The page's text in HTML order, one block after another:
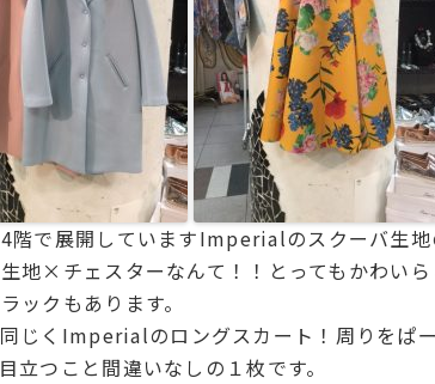
階で展開していますImperialのスクーバ生
地×チェスターなんて！！とってもかわい
ックもあります。
じくImperialのロングスカート！周りをぱ
立つこと間違いなしの１枚です。